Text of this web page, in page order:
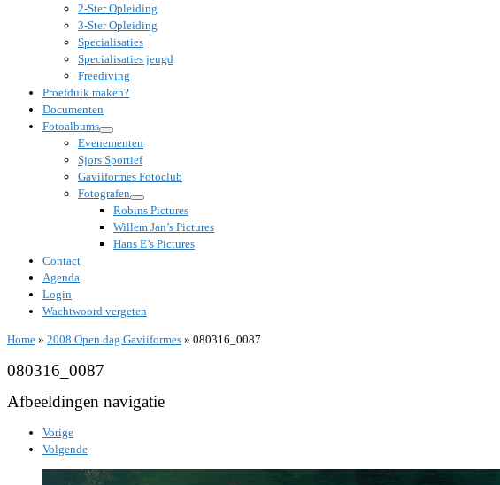
2-Ster Opleiding
3-Ster Opleiding
Specialisaties
Specialisaties jeugd
Freediving
Proefduik maken?
Documenten
Fotoalbums
Evenementen
Sjors Sportief
Gaviiformes Fotoclub
Fotografen
Robins Pictures
Willem Jan’s Pictures
Hans E’s Pictures
Contact
Agenda
Login
Wachtwoord vergeten
Home » 2008 Open dag Gaviiformes » 080316_0087
080316_0087
Afbeeldingen navigatie
Vorige
Volgende